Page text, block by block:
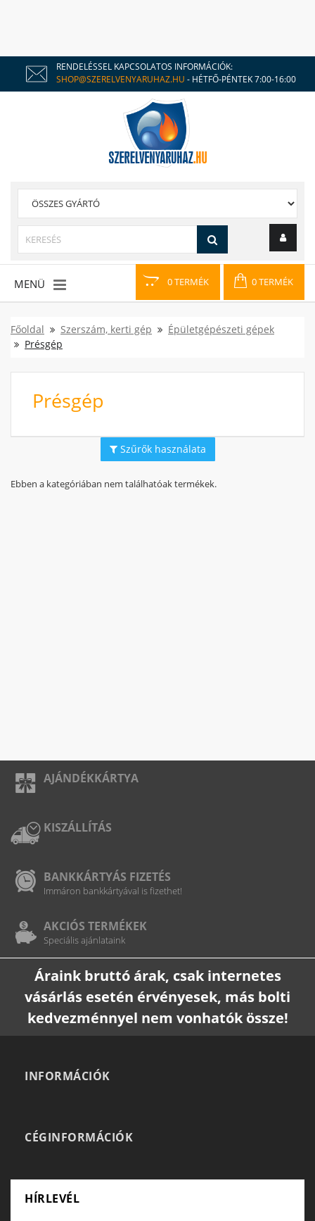
RENDELÉSSEL KAPCSOLATOS INFORMÁCIÓK:
SHOP@SZERELVENYARUHAZ.HU - HÉTFŐ-PÉNTEK 7:00-16:00
0 TERMÉK 0 TERMÉK
MENÜ
Főoldal Szerszám, kerti gép
Épületgépészeti gépek
Présgép
Présgép
Szűrők használata
Ebben a kategóriában nem találhatóak termékek.
AJÁNDÉKKÁRTYA
KISZÁLLÍTÁS
BANKKÁRTYÁS FIZETÉS
Immáron bankkártyával is fizethet!
AKCIÓS TERMÉKEK
Speciális ajánlataink
Áraink bruttó árak, csak internetes
vásárlás esetén érvényesek, más bolti
kedvezménnyel nem vonhatók össze!
INFORMÁCIÓK
CÉGINFORMÁCIÓK
HÍRLEVÉL